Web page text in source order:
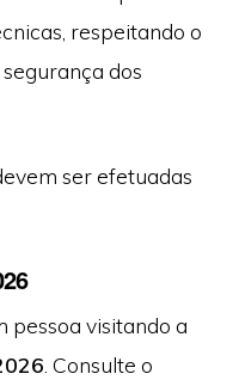
respeitando o
dos
ser efetuadas
pessoa visitando a
. Consulte o